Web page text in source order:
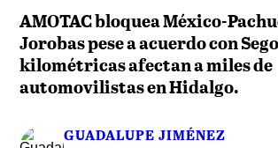
AMOTAC bloquea México-
Jorobas pese a acuerdo con
kilométricas afectan a miles de
automovilistas en Hidalgo.
GUADALUPE JIMÉNEZ